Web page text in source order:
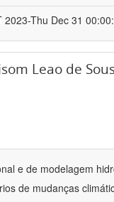
Thu Dec 31
Leao de
e de modelagem
de mudanças